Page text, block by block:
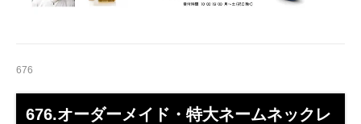
676
676.オーダーメイド・特大ネームネックレ